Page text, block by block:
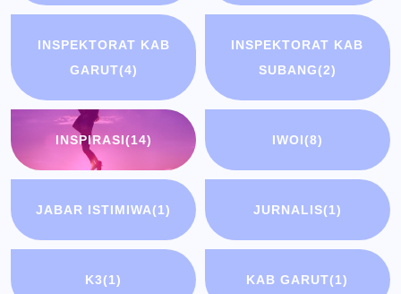
INSPEKTORAT KAB
GARUT(4)
INSPEKTORAT KAB
SUBANG(2)
INSPIRASI(14) IWOI(8)
JABAR ISTIMIWA(1) JURNALIS(1)
K3(1) KAB GARUT(1)